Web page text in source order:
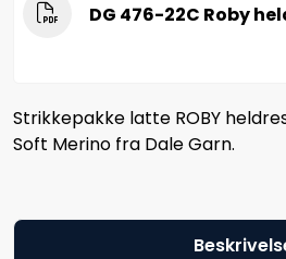
DG 476-22C Roby
Strikkepakke latte ROBY
Soft Merino fra Dale Garn.